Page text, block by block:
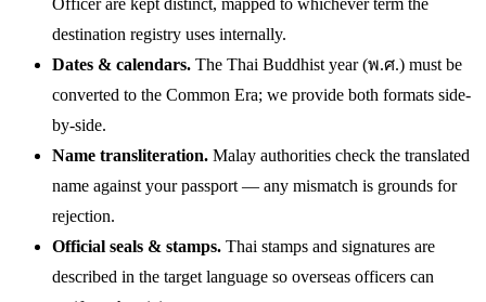
Officer are kept distinct, mapped to whichever term the
destination registry uses internally.
Dates & calendars. The Thai Buddhist year (พ.ศ.) must be
converted to the Common Era; we provide both formats side-
by-side.
Name transliteration. Malay authorities check the translated
name against your passport — any mismatch is grounds for
rejection.
Official seals & stamps. Thai stamps and signatures are
described in the target language so overseas officers can